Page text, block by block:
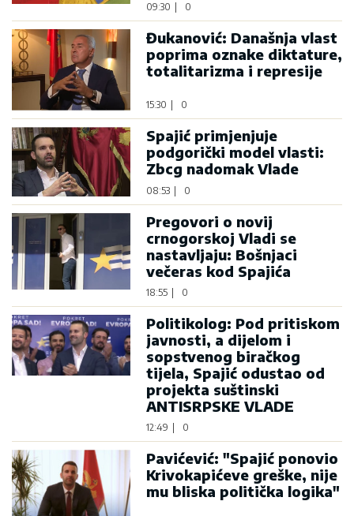
09:30 0
Đukanović: Današnja vlast
poprima oznake diktature,
totalitarizma i represije
15:30 0
Spajić primjenjuje
podgorički model vlasti:
Zbcg nadomak Vlade
08:53 0
Pregovori o novij
crnogorskoj Vladi se
nastavljaju: Bošnjaci
večeras kod Spajića
18:55 0
Politikolog: Pod pritiskom
javnosti, a dijelom i
sopstvenog biračkog
tijela, Spajić odustao od
projekta suštinski
ANTISRPSKE VLADE
12:49 0
Pavićević: "Spajić ponovio
Krivokapićeve greške, nije
mu bliska politička logika"